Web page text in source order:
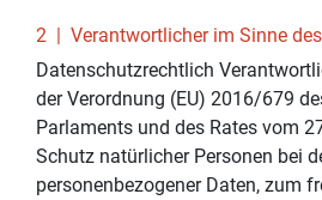
2 | Verantwortlicher im Sinne des
Datenschutzrechtlich
der Verordnung (EU) 2016/679
Parlaments und des Rates vom
Schutz natürlicher Personen bei
personenbezogener Daten, zum